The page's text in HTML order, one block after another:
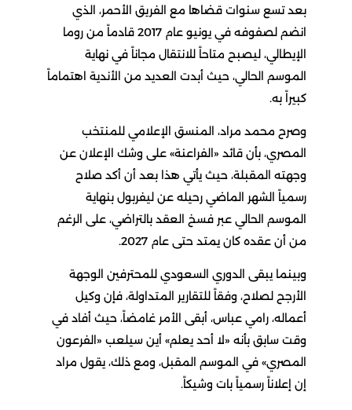
بعد تسع سنوات قضاها مع الفريق الأحمر، الذي
انضم لصفوفه في يونيو عام 2017 قادماً من روما
الإيطالي، ليصبح متاحاً للانتقال مجاناً في نهاية
الموسم الحالي، حيث أبدت العديد من الأندية اهتماماً
كبيراً به.
وصرح محمد مراد، المنسق الإعلامي للمنتخب
المصري، بأن قائد «الفراعنة» على وشك الإعلان عن
وجهته المقبلة، حيث يأتي هذا بعد أن أكد صلاح
رسمياً الشهر الماضي رحيله عن ليفربول بنهاية
الموسم الحالي عبر فسخ العقد بالتراضي، على الرغم
من أن عقده كان يمتد حتى عام 2027.
وبينما يبقى الدوري السعودي للمحترفين الوجهة
الأرجح لصلاح، وفقاً للتقارير المتداولة، فإن وكيل
أعماله، رامي عباس، أبقى الأمر غامضاً، حيث أفاد في
وقت سابق بأنه «لا أحد يعلم» أين سيلعب «الفرعون
المصري» في الموسم المقبل، ومع ذلك، يقول مراد
إن إعلاناً رسمياً بات وشيكاً.